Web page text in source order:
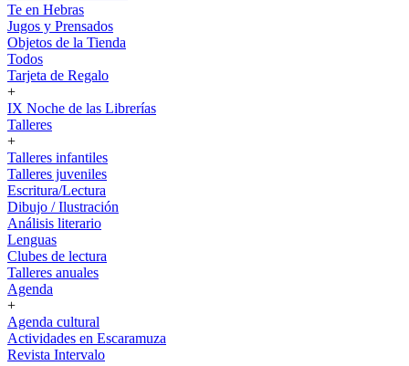
Te en Hebras
Jugos y Prensados
Objetos de la Tienda
Todos
Tarjeta de Regalo
+
IX Noche de las Librerías
Talleres
+
Talleres infantiles
Talleres juveniles
Escritura/Lectura
Dibujo / Ilustración
Análisis literario
Lenguas
Clubes de lectura
Talleres anuales
Agenda
+
Agenda cultural
Actividades en Escaramuza
Revista Intervalo